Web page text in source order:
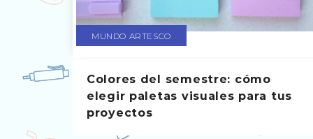
MUNDO ARTESCO
Colores del semestre: cómo
elegir paletas visuales para tus
proyectos